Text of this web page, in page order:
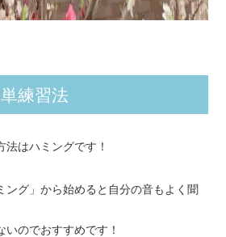
練習法
はハミングです！
ング」から始めると自分の音もよく聞
のでおすすめです！